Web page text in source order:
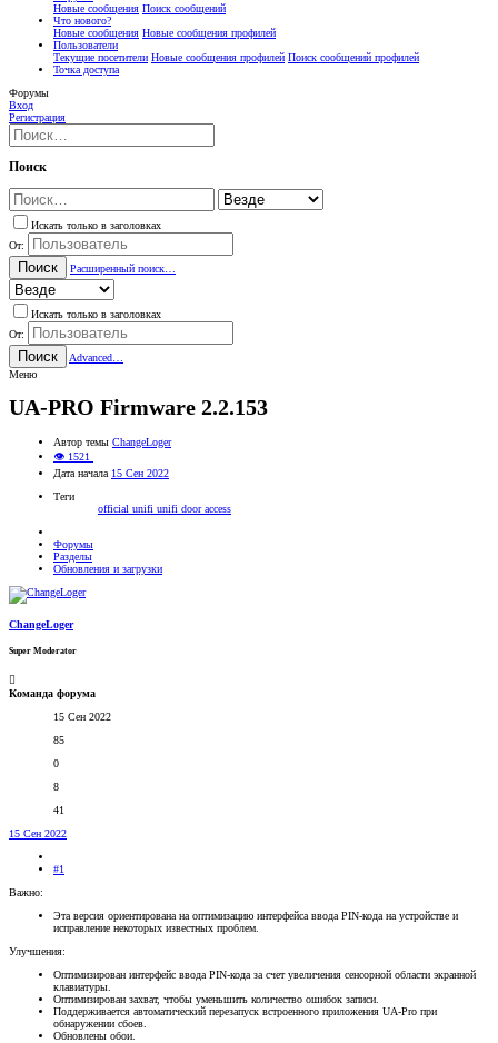
Новые сообщения Поиск сообщений
Что нового?
Новые сообщения Новые сообщения профилей
Пользователи
Текущие посетители Новые сообщения профилей Поиск сообщений профилей
Точка доступа
Форумы
Вход
Регистрация
Поиск
Искать только в заголовках
От:
Поиск Расширенный поиск…
Искать только в заголовках
От:
Поиск
Advanced…
Меню
UA-PRO Firmware 2.2.153
Автор темы ChangeLoger
👁 1521
Дата начала 15 Сен 2022
Теги
official unifi unifi door access
Форумы
Разделы
Обновления и загрузки
ChangeLoger
Super Moderator
Команда форума
15 Сен 2022
85
0
8
41
15 Сен 2022
#1
Важно:
Эта версия ориентирована на оптимизацию интерфейса ввода PIN-кода на устройстве и
исправление некоторых известных проблем.
Улучшения:
Оптимизирован интерфейс ввода PIN-кода за счет увеличения сенсорной области экранной
клавиатуры.
Оптимизирован захват, чтобы уменьшить количество ошибок записи.
Поддерживается автоматический перезапуск встроенного приложения UA-Pro при
обнаружении сбоев.
Обновлены обои.